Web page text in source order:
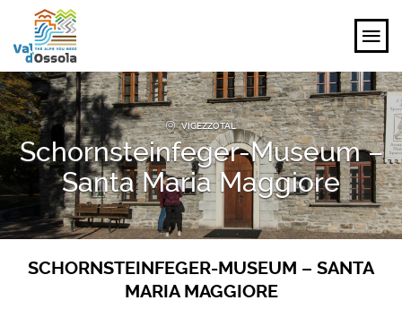
ENTDECKEN
ERLEBEN
PLANEN
VERANSTALTUNGEN UND IDEEN
VIGEZZOTAL
Schornsteinfeger-Museum –
Santa Maria Maggiore
SCHORNSTEINFEGER-MUSEUM – SANTA
MARIA MAGGIORE